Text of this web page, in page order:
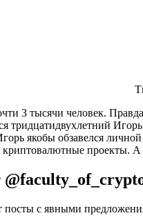
3 тысячи человек.
тридцатидвухлетний
якобы обзавелся
криптовалютные проекты.
с явными